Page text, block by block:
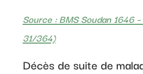
Source : BMS Soudan 1646
31/364)
Décès de suite de